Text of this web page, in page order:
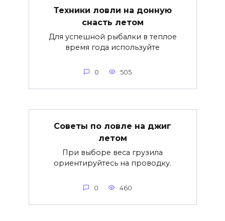
Техники ловли на донную
снасть летом
Для успешной рыбалки в теплое
время года используйте
0 505
Советы по ловле на джиг
летом
При выборе веса грузила
ориентируйтесь на проводку.
0 460